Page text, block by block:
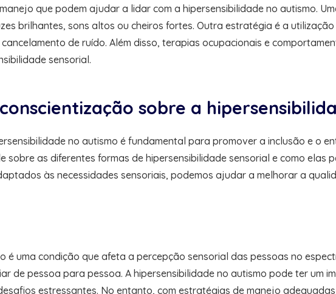
que podem ajudar a lidar com a hipersensibilidade no autismo.
brilhantes, sons altos ou cheiros fortes. Outra estratégia é a
de ruído. Além disso, terapias ocupacionais e
sensorial.
sobre a
no autismo é fundamental para promover a inclusão e o
sobre as diferentes formas de hipersensibilidade sensorial e como elas
às necessidades sensoriais, podemos ajudar a melhorar a
é uma condição que afeta a percepção sensorial das pessoas no
de pessoa para pessoa. A hipersensibilidade no autismo pode ter um
estressantes. No entanto, com estratégias de manejo